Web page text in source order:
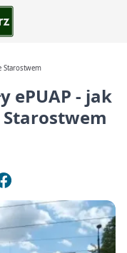
Starostwem
ePUAP - jak